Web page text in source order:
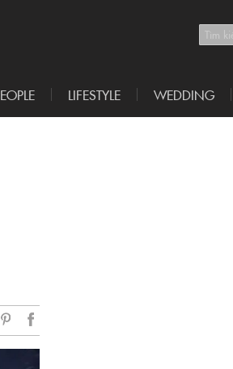
LIFESTYLE WEDDING